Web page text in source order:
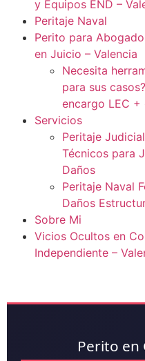
y Equipos END –
Peritaje Naval
Perito para
en Juicio – Valencia
Necesita
para sus
encargo LEC +
Servicios
Peritaje
Técnicos para
Daños
Peritaje Naval
Daños
Sobre Mi
Vicios Ocultos en
Independiente –
Perito en